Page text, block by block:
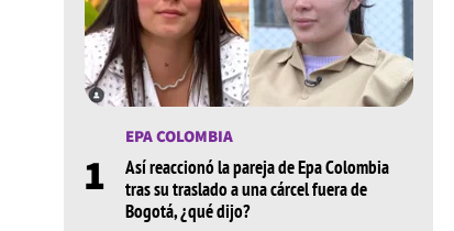
1
EPA COLOMBIA
Así reaccionó la pareja de Epa Colombia
tras su traslado a una cárcel fuera de
Bogotá, ¿qué dijo?